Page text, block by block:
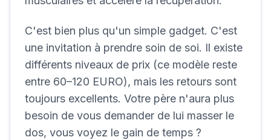
C'est bien plus qu'un simple gadget. C'est
une invitation à prendre soin de soi. Il existe
différents niveaux de prix (ce modèle reste
entre 60–120 EURO), mais les retours sont
toujours excellents. Votre père n'aura plus
besoin de vous demander de lui masser le
dos, vous voyez le gain de temps ?